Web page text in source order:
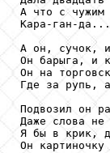
А что с чужим
Кара-ган-
А он, сучок,
Он барыга, и
Он на
Где за рупь,
Подвозил он
Даже слова
Я бы в крик,
Он